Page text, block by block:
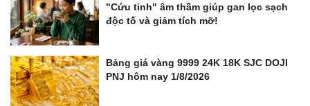
"Cứu tinh" âm thầm giúp gan lọc sạch
độc tố và giảm tích mỡ!
Bảng giá vàng 9999 24K 18K SJC DOJI
PNJ hôm nay 1/8/2026